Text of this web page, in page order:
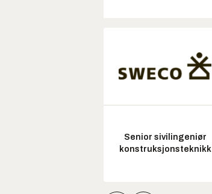
Senior sivilingeniør
konstruksjonsteknikk